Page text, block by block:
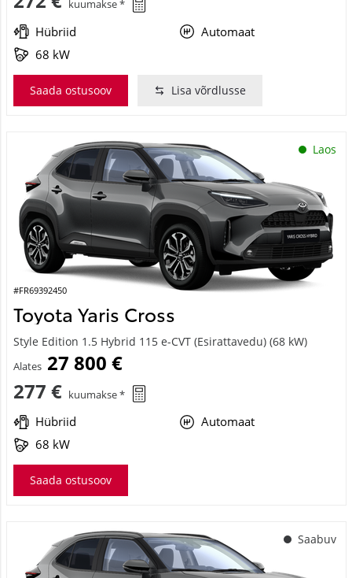
kuumakse *
Hübriid
Automaat
68 kW
Saada ostusoov Lisa võrdlusse
Laos
#FR69392450
Toyota Yaris Cross
Style Edition 1.5 Hybrid 115 e-CVT (Esirattavedu) (68 kW)
Alates 27 800 €
277 € kuumakse *
Hübriid
Automaat
68 kW
Saada ostusoov
Saabuv